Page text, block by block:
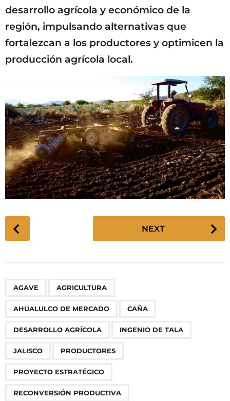
desarrollo agrícola y económico de la
región, impulsando alternativas que
fortalezcan a los productores y optimicen la
producción agrícola local.
P
o
g
NEXT
AGAVE AGRICULTURA
AHUALULCO DE MERCADO CAÑA
DESARROLLO AGRÍCOLA INGENIO DE TALA
JALISCO PRODUCTORES
PROYECTO ESTRATÉGICO
RECONVERSIÓN PRODUCTIVA